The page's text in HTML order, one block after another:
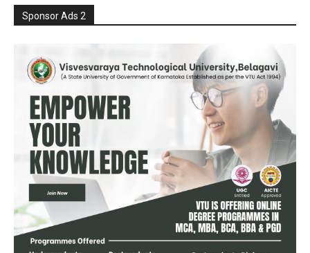
Sponsor Ads 2